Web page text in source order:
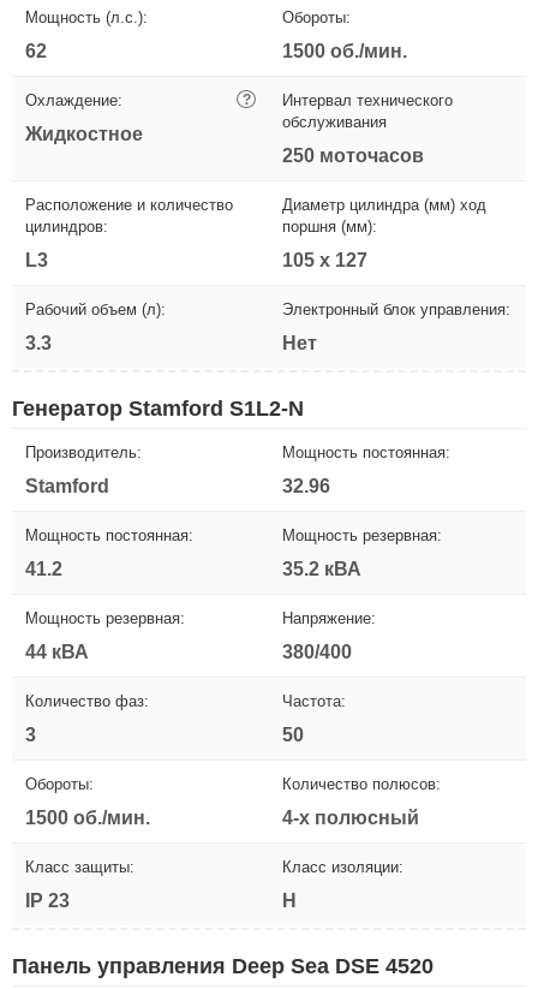
Мощность (л.с.):
62
Обороты:
1500 об./мин.
Охлаждение: ?
Жидкостное
Интервал технического
обслуживания
250 моточасов
Расположение и количество
цилиндров:
L3
Диаметр цилиндра (мм) ход
поршня (мм):
105 х 127
Рабочий объем (л):
3.3
Электронный блок управления:
Нет
Генератор Stamford S1L2-N
Производитель:
Stamford
Мощность постоянная:
32.96
Мощность постоянная:
41.2
Мощность резервная:
35.2 кВА
Мощность резервная:
44 кВА
Напряжение:
380/400
Количество фаз:
3
Частота:
50
Обороты:
1500 об./мин.
Количество полюсов:
4-х полюсный
Класс защиты:
IP 23
Класс изоляции:
H
Панель управления Deep Sea DSE 4520